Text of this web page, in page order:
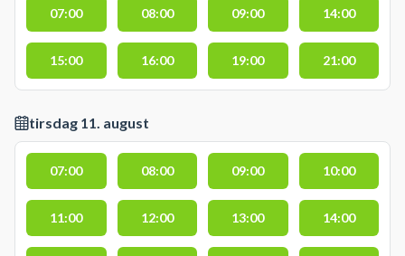
07:00 08:00 09:00 14:00
15:00 16:00 19:00 21:00
tirsdag 11. august
07:00 08:00 09:00 10:00
11:00 12:00 13:00 14:00